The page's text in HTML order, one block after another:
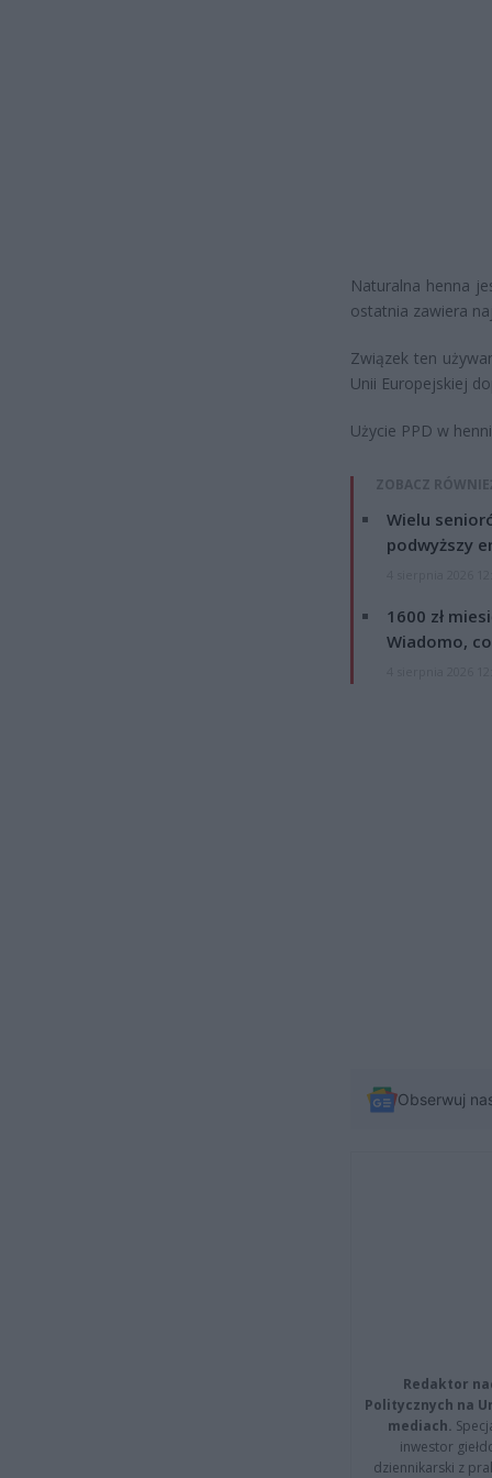
Naturalna henna
ostatnia zawiera
Związek ten
Unii Europejskiej
Użycie PPD w
ZOBACZ
Wielu
podwyższy
1600 zł
Wiadomo,
Obserwuj
Redaktor
Politycznych na
mediach.
inwestor
dziennikarski z